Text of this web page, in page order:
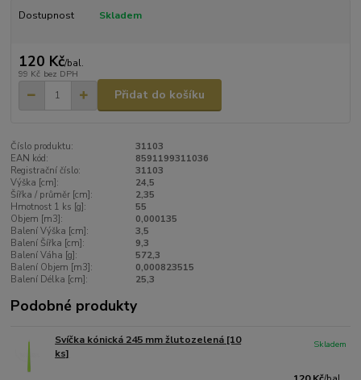
Dostupnost Skladem
120 Kč/bal.
99 Kč bez DPH
Přidat do košíku
Číslo produktu:
31103
EAN kód:
8591199311036
Registrační číslo:
31103
Výška [cm]:
24,5
Šířka / průměr [cm]:
2,35
Hmotnost 1 ks [g]:
55
Objem [m3]:
0,000135
Balení Výška [cm]:
3,5
Balení Šířka [cm]:
9,3
Balení Váha [g]:
572,3
Balení Objem [m3]:
0,000823515
Balení Délka [cm]:
25,3
Podobné produkty
Svíčka kónická 245 mm žlutozelená [10
ks]
Skladem